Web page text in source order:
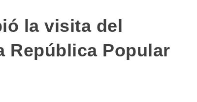
la visita del
República Popular